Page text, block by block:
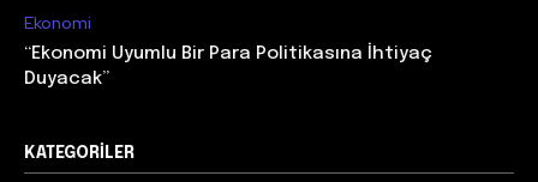
Ekonomi
“Ekonomi Uyumlu Bir Para Politikasına İhtiyaç
Duyacak”
KATEGORILER